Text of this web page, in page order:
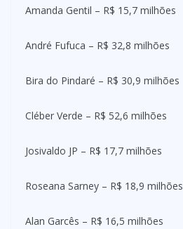
Amanda Gentil – R$ 15,7 milhões
André Fufuca – R$ 32,8 milhões
Bira do Pindaré – R$ 30,9 milhões
Cléber Verde – R$ 52,6 milhões
Josivaldo JP – R$ 17,7 milhões
Roseana Sarney – R$ 18,9 milhões
Alan Garcês – R$ 16,5 milhões